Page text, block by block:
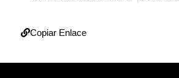
Copiar Enlace